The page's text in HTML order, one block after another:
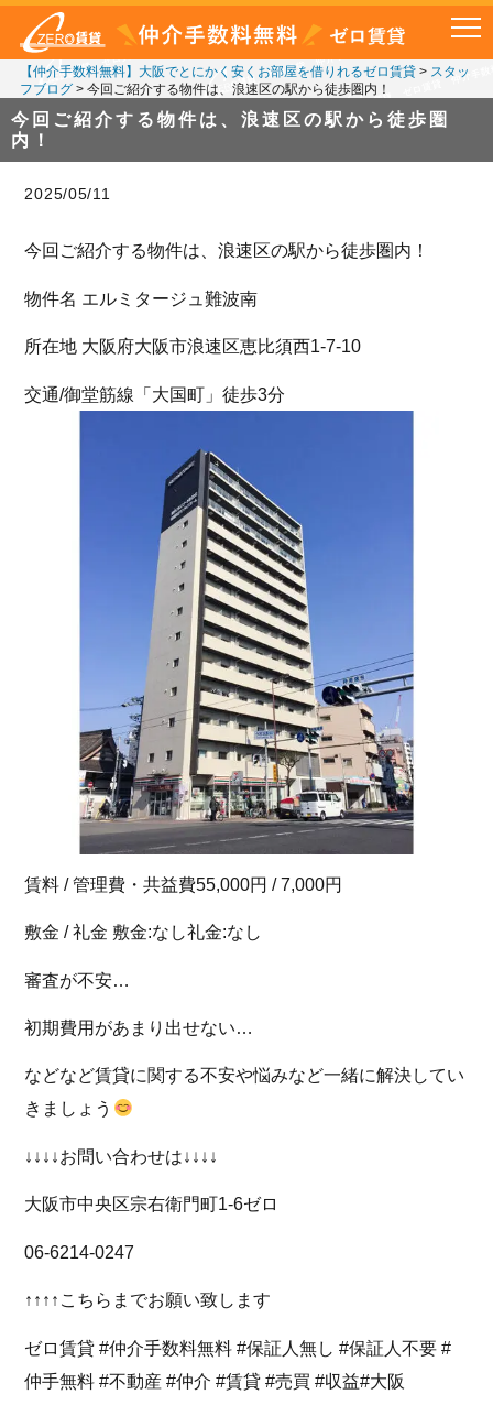
【仲介手数料無料】大阪でとにかく安くお部屋を借りれるゼロ賃貸> スタッ
フブログ> 今回ご紹介する物件は、浪速区の駅から徒歩圏内！
今回ご紹介する物件は、浪速区の駅から徒歩圏
内！
2025/05/11
今回ご紹介する物件は、浪速区の駅から徒歩圏内！
物件名 エルミタージュ難波南
所在地 大阪府大阪市浪速区恵比須西1-7-10
交通/御堂筋線「大国町」徒歩3分
賃料 / 管理費・共益費55,000円 / 7,000円
敷金 / 礼金 敷金:なし礼金:なし
審査が不安…
初期費用があまり出せない…
などなど賃貸に関する不安や悩みなど一緒に解決してい
きましょう
↓↓↓↓お問い合わせは↓↓↓↓
大阪市中央区宗右衛門町1-6ゼロ
06-6214-0247
↑↑↑↑こちらまでお願い致します
ゼロ賃貸 #仲介手数料無料 #保証人無し #保証人不要 #
仲手無料 #不動産 #仲介 #賃貸 #売買 #収益#大阪